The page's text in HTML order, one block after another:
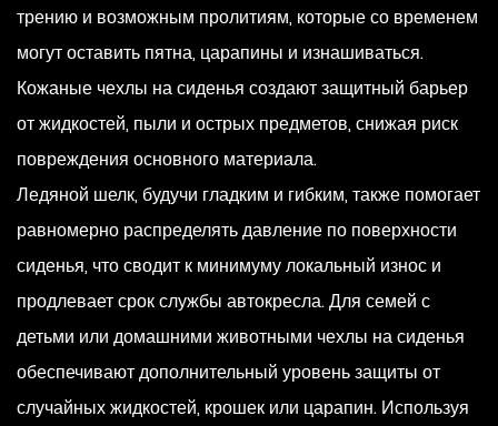
трению и возможным пролитиям, которые со временем
могут оставить пятна, царапины и изнашиваться.
Кожаные чехлы на сиденья создают защитный барьер
от жидкостей, пыли и острых предметов, снижая риск
повреждения основного материала.
Ледяной шелк, будучи гладким и гибким, также помогает
равномерно распределять давление по поверхности
сиденья, что сводит к минимуму локальный износ и
продлевает срок службы автокресла. Для семей с
детьми или домашними животными чехлы на сиденья
обеспечивают дополнительный уровень защиты от
случайных жидкостей, крошек или царапин. Используя